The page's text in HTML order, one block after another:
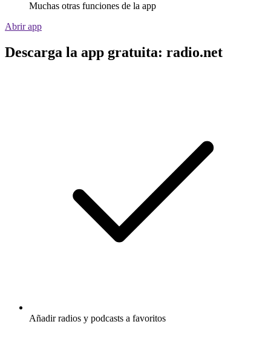
Muchas otras funciones de la app
Abrir app
Descarga la app gratuita: radio.net
Añadir radios y podcasts a favoritos